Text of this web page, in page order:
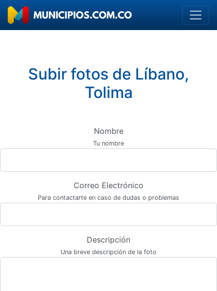
Subir fotos de Líbano,
Tolima
Nombre
Tu nombre
Correo Electrónico
Para contactarte en caso de dudas o problemas
Descripción
Una breve descripción de la foto